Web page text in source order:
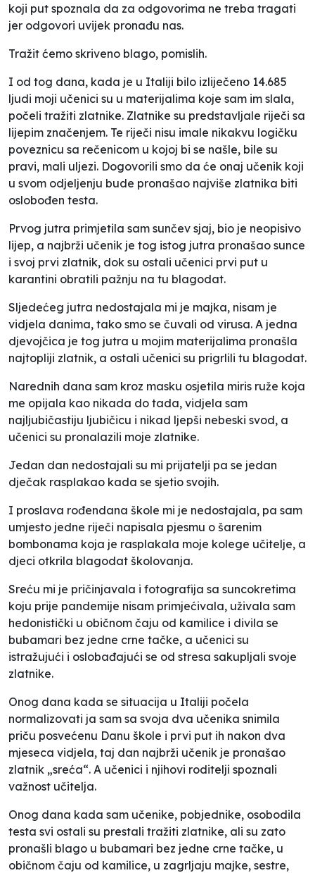
koji put spoznala da za odgovorima ne treba tragati
jer odgovori uvijek pronađu nas.
Tražit ćemo skriveno blago, pomislih.
I od tog dana, kada je u Italiji bilo izliječeno 14.685
ljudi moji učenici su u materijalima koje sam im slala,
počeli tražiti zlatnike. Zlatnike su predstavljale riječi sa
lijepim značenjem. Te riječi nisu imale nikakvu logičku
poveznicu sa rečenicom u kojoj bi se našle, bile su
pravi, mali uljezi. Dogovorili smo da će onaj učenik koji
u svom odjeljenju bude pronašao najviše zlatnika biti
oslobođen testa.
Prvog jutra primjetila sam sunčev sjaj, bio je neopisivo
lijep, a najbrži učenik je tog istog jutra pronašao sunce
i svoj prvi zlatnik, dok su ostali učenici prvi put u
karantini obratili pažnju na tu blagodat.
Sljedećeg jutra nedostajala mi je majka, nisam je
vidjela danima, tako smo se čuvali od virusa. A jedna
djevojčica je tog jutra u mojim materijalima pronašla
najtopliji zlatnik, a ostali učenici su prigrlili tu blagodat.
Narednih dana sam kroz masku osjetila miris ruže koja
me opijala kao nikada do tada, vidjela sam
najljubičastiju ljubičicu i nikad ljepši nebeski svod, a
učenici su pronalazili moje zlatnike.
Jedan dan nedostajali su mi prijatelji pa se jedan
dječak rasplakao kada se sjetio svojih.
I proslava rođendana škole mi je nedostajala, pa sam
umjesto jedne riječi napisala pjesmu o šarenim
bombonama koja je rasplakala moje kolege učitelje, a
djeci otkrila blagodat školovanja.
Sreću mi je pričinjavala i fotografija sa suncokretima
koju prije pandemije nisam primjećivala, uživala sam
hedonistički u običnom čaju od kamilice i divila se
bubamari bez jedne crne tačke, a učenici su
istražujući i oslobađajući se od stresa sakupljali svoje
zlatnike.
Onog dana kada se situacija u Italiji počela
normalizovati ja sam sa svoja dva učenika snimila
priču posvećenu Danu škole i prvi put ih nakon dva
mjeseca vidjela, taj dan najbrži učenik je pronašao
zlatnik „sreća“. A učenici i njihovi roditelji spoznali
važnost učitelja.
Onog dana kada sam učenike, pobjednike, osobodila
testa svi ostali su prestali tražiti zlatnike, ali su zato
pronašli blago u bubamari bez jedne crne tačke, u
običnom čaju od kamilice, u zagrljaju majke, sestre,